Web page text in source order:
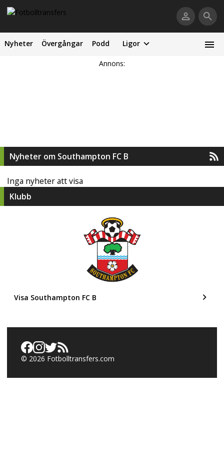
Nyheter Övergångar Podd Ligor
Annons:
Nyheter om Southampton FC B
Inga nyheter att visa
Klubb
Visa Southampton FC B
© 2026 Fotbolltransfers.com